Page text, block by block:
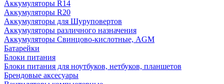
Аккумуляторы R14
Аккумуляторы R20
Аккумуляторы для Шуруповертов
Аккумуляторы различного назначения
Аккумуляторы Свинцово-кислотные, AGM
Батарейки
Блоки питания
Блоки питания для ноутбуков, нетбуков, планшетов
Брендовые аксесуары